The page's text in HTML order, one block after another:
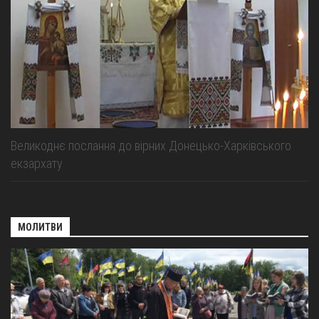
Оголошення
Трансляції
Великоднє послання до вірних Донецько-Харківського
екзархату
МОЛИТВИ